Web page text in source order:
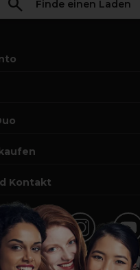
Finde einen Laden
Kontakt